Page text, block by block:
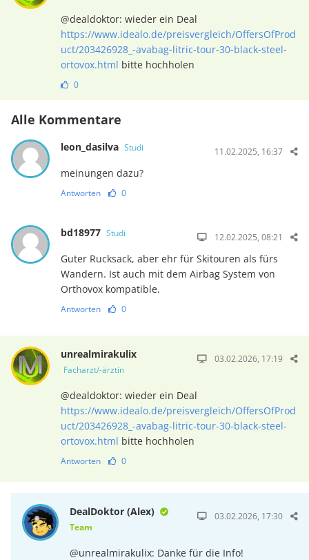
@dealdoktor: wieder ein Deal
https://www.idealo.de/preisvergleich/OffersOfProd
uct/203426928_-avabag-litric-tour-30-black-steel-
ortovox.html bitte hochholen
0
Alle Kommentare
leon_dasilva Studi 11.02.2025, 16:37
meinungen dazu?
Antworten 0
bd18977 Studi 12.02.2025, 08:21
Guter Rucksack, aber ehr für Skitouren als fürs
Wandern. Ist auch mit dem Airbag System von
Orthovox kompatible.
Antworten 0
unrealmirakulix
Facharzt/-ärztin
03.02.2026, 17:19
@dealdoktor: wieder ein Deal
https://www.idealo.de/preisvergleich/OffersOfProd
uct/203426928_-avabag-litric-tour-30-black-steel-
ortovox.html bitte hochholen
Antworten 0
DealDoktor (Alex)
Team
03.02.2026, 17:30
@unrealmirakulix: Danke für die Info!